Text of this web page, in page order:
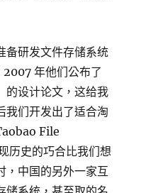
备研发文件存储系统
年他们公布了
设计论文，这给我
我们开发出了适合淘
File
历史的巧合比我们想
，中国的另外一家互